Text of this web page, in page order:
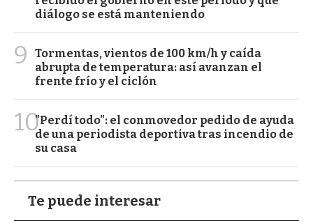
diálogo se está manteniendo
9
Tormentas, vientos de 100 km/h y caída
abrupta de temperatura: así avanzan el
frente frío y el ciclón
10"Perdí todo": el conmovedor pedido de ayuda
de una periodista deportiva tras incendio de
su casa
Te puede interesar